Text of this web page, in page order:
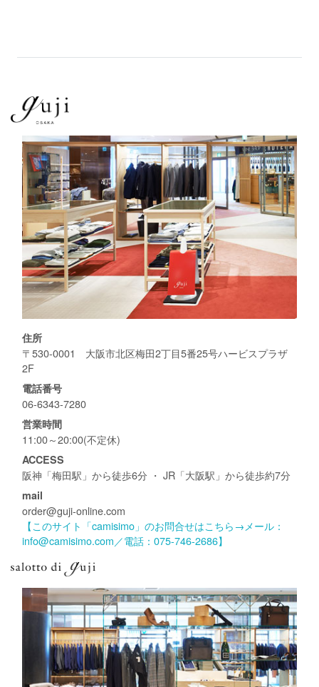
住所
〒530-0001 大阪市北区梅田2丁目5番25号ハービスプラザ
2F
電話番号
06-6343-7280
営業時間
11:00～20:00(不定休)
ACCESS
阪神「梅田駅」から徒歩6分 ・ JR「大阪駅」から徒歩約7分
mail
order@guji-online.com
【このサイト「camisimo」のお問合せはこちら→メール：
info@camisimo.com／電話：075-746-2686】